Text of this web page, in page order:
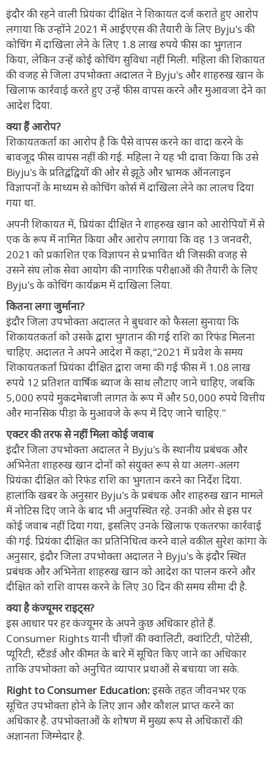
इंदौर की रहने वाली प्रियंका दीक्षित ने शिकायत दर्ज कराते हुए आरोप
लगाया कि उन्होंने 2021 में आईएएस की तैयारी के लिए Byju's की
कोचिंग में दाखिला लेने के लिए 1.8 लाख रुपये फीस का भुगतान
किया, लेकिन उन्हें कोई कोचिंग सुविधा नहीं मिली. महिला की शिकायत
की वजह से जिला उपभोक्ता अदालत ने Byju's और शाहरुख खान के
खिलाफ कार्रवाई करते हुए उन्हें फीस वापस करने और मुआवजा देने का
आदेश दिया.
क्या हैं आरोप?
शिकायतकर्ता का आरोप है कि पैसे वापस करने का वादा करने के
बावजूद फीस वापस नहीं की गई. महिला ने यह भी दावा किया कि उसे
Biyju's के प्रतिद्वंद्वियों की ओर से झूठे और भ्रामक ऑनलाइन
विज्ञापनों के माध्यम से कोचिंग कोर्स में दाखिला लेने का लालच दिया
गया था.
अपनी शिकायत में, प्रियंका दीक्षित ने शाहरुख खान को आरोपियों में से
एक के रूप में नामित किया और आरोप लगाया कि वह 13 जनवरी,
2021 को प्रकाशित एक विज्ञापन से प्रभावित थी जिसकी वजह से
उसने संघ लोक सेवा आयोग की नागरिक परीक्षाओं की तैयारी के लिए
Byju's के कोचिंग कार्यक्रम में दाखिला लिया.
कितना लगा जुर्माना?
इंदौर जिला उपभोक्ता अदालत ने बुधवार को फैसला सुनाया कि
शिकायतकर्ता को उसके द्वारा भुगतान की गई राशि का रिफंड मिलना
चाहिए. अदालत ने अपने आदेश में कहा,“2021 में प्रवेश के समय
शिकायतकर्ता प्रियंका दीक्षित द्वारा जमा की गई फीस में 1.08 लाख
रुपये 12 प्रतिशत वार्षिक ब्याज के साथ लौटाए जाने चाहिए, जबकि
5,000 रुपये मुकदमेबाजी लागत के रूप में और 50,000 रुपये वित्तीय
और मानसिक पीड़ा के मुआवजे के रूप में दिए जाने चाहिए."
एक्टर की तरफ से नहीं मिला कोई जवाब
इंदौर जिला उपभोक्ता अदालत ने Byju's के स्थानीय प्रबंधक और
अभिनेता शाहरुख खान दोनों को संयुक्त रूप से या अलग-अलग
प्रियंका दीक्षित को रिफंड राशि का भुगतान करने का निर्देश दिया.
हालांकि खबर के अनुसार Byju's के प्रबंधक और शाहरुख खान मामले
में नोटिस दिए जाने के बाद भी अनुपस्थित रहे. उनकी ओर से इस पर
कोई जवाब नहीं दिया गया, इसलिए उनके खिलाफ एकतरफा कार्रवाई
की गई. प्रियंका दीक्षित का प्रतिनिधित्व करने वाले वकील सुरेश कांगा के
अनुसार, इंदौर जिला उपभोक्ता अदालत ने Byju's के इंदौर स्थित
प्रबंधक और अभिनेता शाहरुख खान को आदेश का पालन करने और
दीक्षित को राशि वापस करने के लिए 30 दिन की समय सीमा दी है.
क्या है कंज्यूमर राइट्स?
इस आधार पर हर कंज्यूमर के अपने कुछ अधिकार होते हैं.
Consumer Rights यानी चीज़ों की क्वालिटी, क्वांटिटी, पोटेंसी,
प्यूरिटी, स्टैंडर्ड और कीमत के बारे में सूचित किए जाने का अधिकार
ताकि उपभोक्ता को अनुचित व्यापार प्रथाओं से बचाया जा सके.
Right to Consumer Education:इसके तहत जीवनभर एक
सूचित उपभोक्ता होने के लिए ज्ञान और कौशल प्राप्त करने का
अधिकार है. उपभोक्ताओं के शोषण में मुख्य रूप से अधिकारों की
अज्ञानता जिम्मेदार है.